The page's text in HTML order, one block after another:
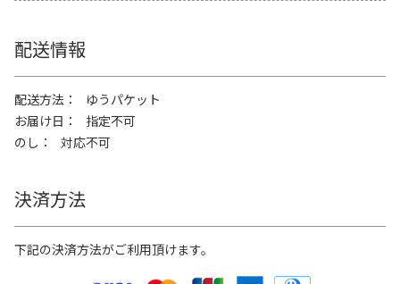
配送情報
配送方法
ゆうパケット
お届け日
指定不可
のし
対応不可
決済方法
下記の決済方法がご利用頂けます。